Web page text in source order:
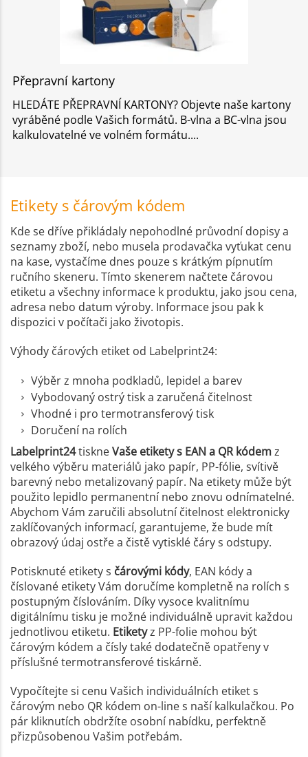
Přepravní kartony
HLEDÁTE PŘEPRAVNÍ KARTONY? Objevte naše kartony
vyráběné podle Vašich formátů. B-vlna a BC-vlna jsou
kalkulovatelné ve volném formátu.
Etikety s čárovým kódem
Kde se dříve přikládaly nepohodlné průvodní dopisy a
seznamy zboží, nebo musela prodavačka vyťukat cenu
na kase, vystačíme dnes pouze s krátkým pípnutím
ručního skeneru. Tímto skenerem načtete čárovou
etiketu a všechny informace k produktu, jako jsou cena,
adresa nebo datum výroby. Informace jsou pak k
dispozici v počítači jako životopis.
Výhody čárových etiket od Labelprint24:
Výběr z mnoha podkladů, lepidel a barev
Vybodovaný ostrý tisk a zaručená čitelnost
Vhodné i pro termotransferový tisk
Doručení na rolích
Labelprint24tiskneVaše etikety s EAN a QR kódemz
velkého výběru materiálů jako papír, PP-fólie, svítivě
barevný nebo metalizovaný papír. Na etikety může být
použito lepidlo permanentní nebo znovu odnímatelné.
Abychom Vám zaručili absolutní čitelnost elektronicky
zaklíčovaných informací, garantujeme, že bude mít
obrazový údaj ostře a čistě vytisklé čáry s odstupy.
Potisknuté etikety s čárovými kódy, EAN kódy a
číslované etikety Vám doručíme kompletně na rolích s
postupným číslováním. Díky vysoce kvalitnímu
digitálnímu tisku je možné individuálně upravit každou
jednotlivou etiketu. Etiketyz PP-folie mohou být
čárovým kódem a čísly také dodatečně opatřeny v
příslušné termotransferové tiskárně.
Vypočítejte si cenu Vašich individuálních etiket s
čárovým nebo QR kódem on-line s naší kalkulačkou. Po
pár kliknutích obdržíte osobní nabídku, perfektně
přizpůsobenou Vašim potřebám.